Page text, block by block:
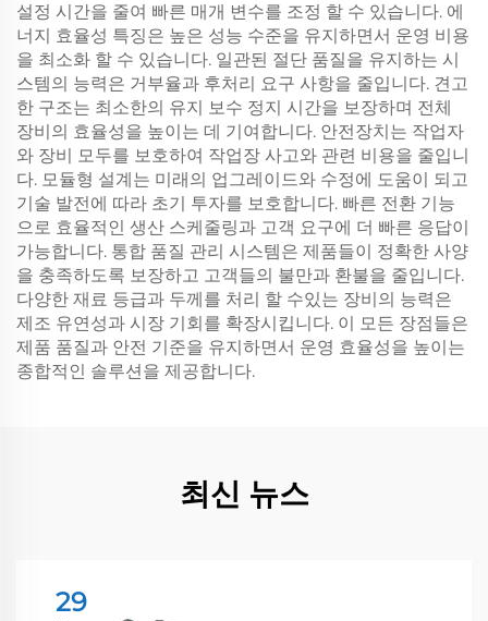
설정 시간을 줄여 빠른 매개 변수를 조정 할 수 있습니다. 에
너지 효율성 특징은 높은 성능 수준을 유지하면서 운영 비용
을 최소화 할 수 있습니다. 일관된 절단 품질을 유지하는 시
스템의 능력은 거부율과 후처리 요구 사항을 줄입니다. 견고
한 구조는 최소한의 유지 보수 정지 시간을 보장하며 전체
장비의 효율성을 높이는 데 기여합니다. 안전장치는 작업자
와 장비 모두를 보호하여 작업장 사고와 관련 비용을 줄입니
다. 모듈형 설계는 미래의 업그레이드와 수정에 도움이 되고
기술 발전에 따라 초기 투자를 보호합니다. 빠른 전환 기능
으로 효율적인 생산 스케줄링과 고객 요구에 더 빠른 응답이
가능합니다. 통합 품질 관리 시스템은 제품들이 정확한 사양
을 충족하도록 보장하고 고객들의 불만과 환불을 줄입니다.
다양한 재료 등급과 두께를 처리 할 수있는 장비의 능력은
제조 유연성과 시장 기회를 확장시킵니다. 이 모든 장점들은
제품 품질과 안전 기준을 유지하면서 운영 효율성을 높이는
종합적인 솔루션을 제공합니다.
최신 뉴스
29